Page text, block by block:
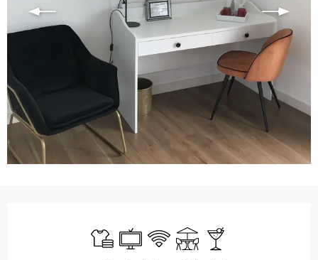
Draps et linge
Télévision
WiFi TerrasseBar / Buvette